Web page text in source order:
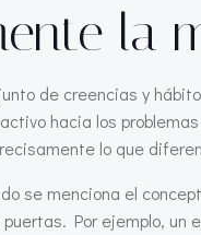
la
de creencias y
hacia los
lo que
se menciona el
Por ejemplo,